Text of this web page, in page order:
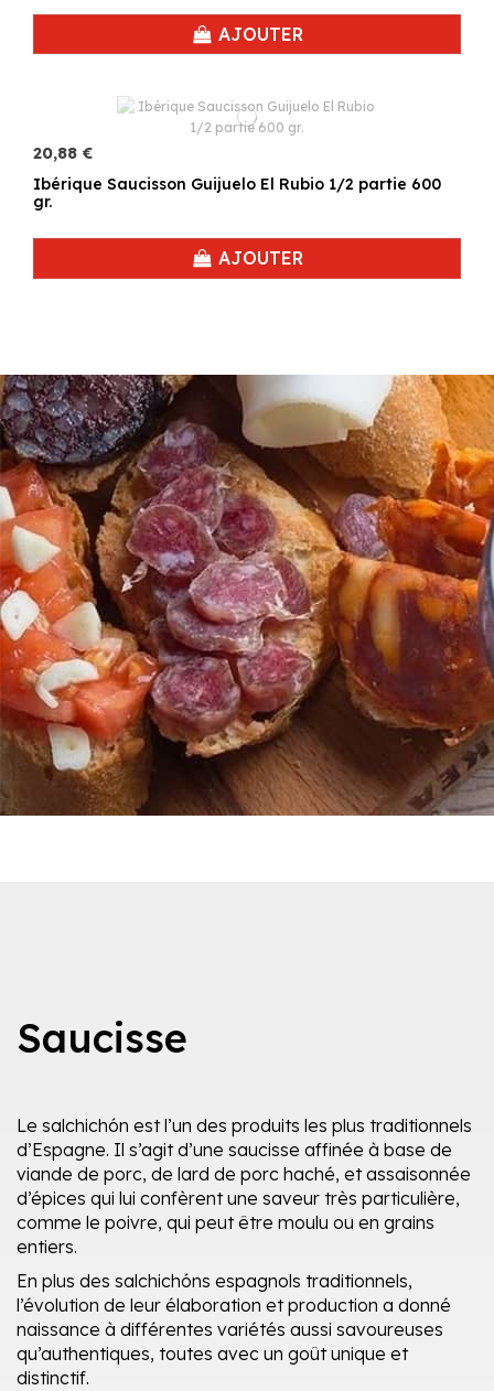
AJOUTER
20,88 €
Ibérique Saucisson Guijuelo El Rubio 1/2 partie 600
gr.
AJOUTER
Saucisse
Le salchichón est l’un des produits les plus traditionnels
d’Espagne. Il s’agit d’une saucisse affinée à base de
viande de porc, de lard de porc haché, et assaisonnée
d’épices qui lui confèrent une saveur très particulière,
comme le poivre, qui peut être moulu ou en grains
entiers.
En plus des salchichóns espagnols traditionnels,
l’évolution de leur élaboration et production a donné
naissance à différentes variétés aussi savoureuses
qu’authentiques, toutes avec un goût unique et
distinctif.